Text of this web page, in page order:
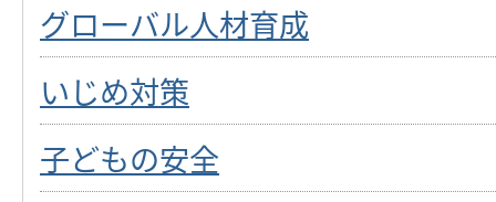
グローバル人材育成
いじめ対策
子どもの安全